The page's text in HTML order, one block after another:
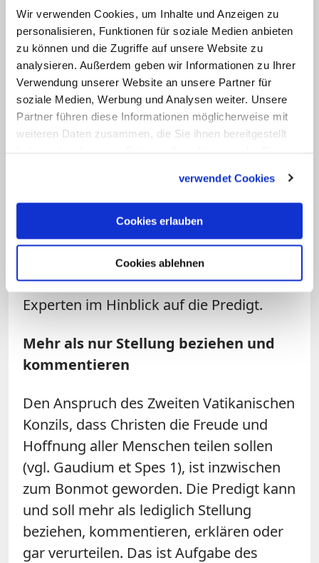
Wir verwenden Cookies, um Inhalte und Anzeigen zu
personalisieren, Funktionen für soziale Medien anbieten
zu können und die Zugriffe auf unsere Website zu
analysieren. Außerdem geben wir Informationen zu Ihrer
Verwendung unserer Website an unsere Partner für
soziale Medien, Werbung und Analysen weiter. Unsere
Partner führen diese Informationen möglicherweise mit
weiteren Daten zusammen, die Sie ihnen bereitgestellt
verwendet Cookies
Cookies erlauben
Cookies ablehnen
einem speziellen Grund eine bestimmte
Gemeinde aufsuchen, wie etwa an
Wallfahrtsorten oder bei Gottesdiensten
mit einer spezifischen Spiritualität. Wir
haben also Menschen, die über eine
gewisse Glaubenspraxis verfügen, und
noch mehr: Die bereits ihre individuellen
gegangen sind und gehen. Interessant,
dass sich trotzdem das Vorurteil
hartnäckig hält, der Hörer der
Sonntagspredigt sei zunächst einmal
religiös ungebildet. Die meisten sind
vielmehr (leidgeprüfte) Expertinnen und
Experten im Hinblick auf die Predigt.
Mehr als nur Stellung beziehen und
kommentieren
Den Anspruch des Zweiten Vatikanischen
Konzils, dass Christen die Freude und
Hoffnung aller Menschen teilen sollen
(vgl. Gaudium et Spes 1), ist inzwischen
zum Bonmot geworden. Die Predigt kann
und soll mehr als lediglich Stellung
beziehen, kommentieren, erklären oder
gar verurteilen. Das ist Aufgabe des